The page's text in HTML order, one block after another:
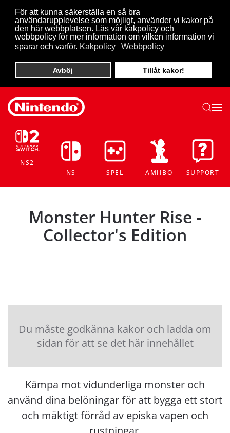
För att kunna säkerställa en så bra
användarupplevelse som möjligt, använder vi kakor på
den här webbplatsen. Läs vår kakpolicy och
webbpolicy för mer information om vilken information vi
sparar och varför. Kakpolicy Webbpolicy
Avböj Tillåt kakor!
Skip to main content
NS2
NS
SPEL AMIIBO SUPPORT
Monster Hunter Rise -
Collector's Edition
Du måste godkänna kakor och ladda om
sidan för att se det här innehållet
Kämpa mot vidunderliga monster och
använd dina belöningar för att bygga ett stort
och mäktigt förråd av episka vapen och